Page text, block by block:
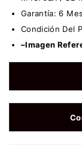
Garantía: 6
Condición Del
–Imagen